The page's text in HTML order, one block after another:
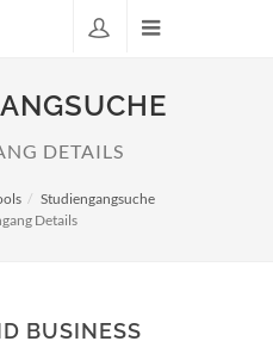
DETAILS
Studiengangsuche
Details
BUSINESS